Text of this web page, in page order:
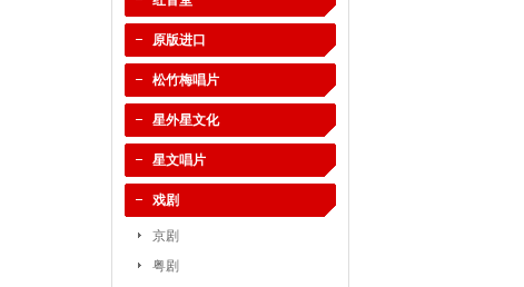
原版进口
松竹梅唱片
星外星文化
星文唱片
戏剧
京剧
粤剧